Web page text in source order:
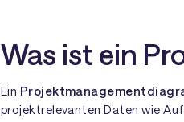
Was ist ein
Ein
projektrelevanten Daten wie